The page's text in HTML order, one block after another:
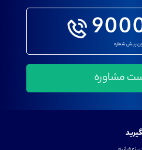
پیش شماره